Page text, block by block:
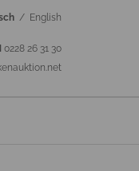
/ English
0228 26 31 30